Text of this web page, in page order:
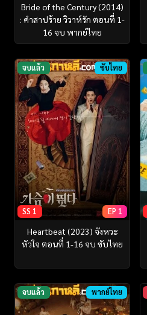
Bride of the Century (2014)
: คำสาปร้าย วิวาห์รัก ตอนที่ 1-
16 จบ พากย์ไทย
จบแล้ว ซับไทย
SS 1 EP 1
Heartbeat (2023) จังหวะ
หัวใจ ตอนที่ 1-16 จบ ซับไทย
จบแล้ว พากย์ไทย